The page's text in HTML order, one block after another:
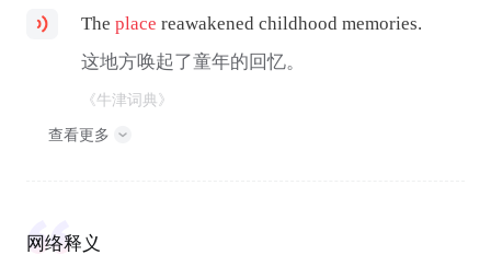
Theplace reawakened childhood memories.
这地方唤起了童年的回忆。
《牛津词典》
查看更多
网络释义